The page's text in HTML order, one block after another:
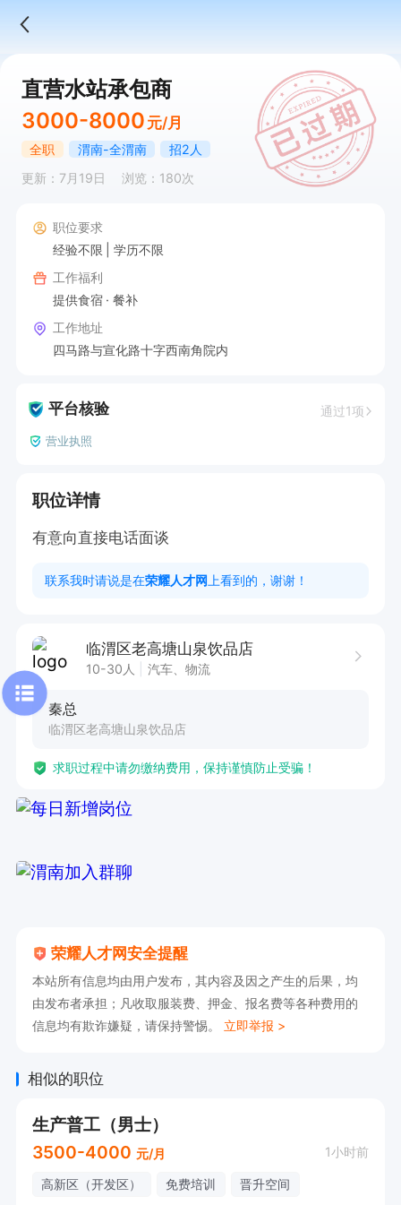
直营水站承包商
3000-8000 元/月
全职 渭南-全渭南
招2人
更新：7月19日
浏览：180次
职位要求
经验不限
学历不限
工作福利
提供食宿
餐补
工作地址
四马路与宣化路十字西南角院内
平台核验 通过1项
营业执照
职位详情
有意向直接电话面谈
联系我时请说是在荣耀人才网 上看到的，谢谢！
临渭区老高塘山泉饮品店
10-30人 汽车、物流
秦总
临渭区老高塘山泉饮品店
求职过程中请勿缴纳费用，保持谨慎防止受骗！
荣耀人才网安全提醒
本站所有信息均由用户发布，其内容及因之产生的后果，均
由发布者承担；凡收取服装费、押金、报名费等各种费用的
信息均有欺诈嫌疑，请保持警惕。 立即举报 >
相似的职位
生产普工（男士）
3500-4000 元/月 1小时前
高新区（开发区） 免费培训 晋升空间